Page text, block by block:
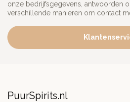
onze bedrijfsgegevens, antwoorden
verschillende manieren om contact
PuurSpirits.nl